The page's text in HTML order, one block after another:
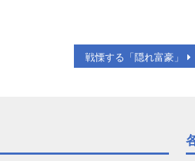
戦慄する「隠れ富豪」